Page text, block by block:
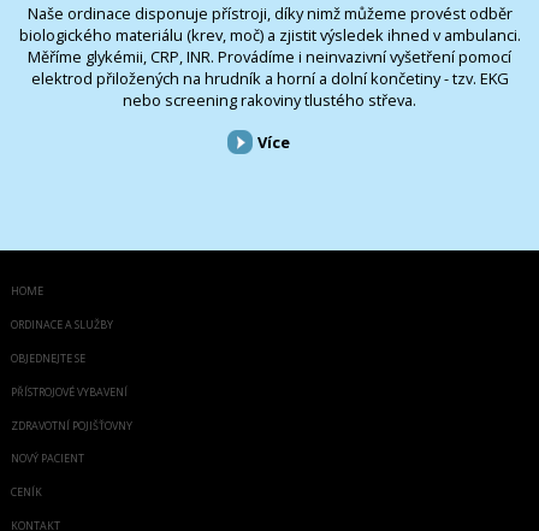
Naše ordinace disponuje přístroji, díky nimž můžeme provést odběr
biologického materiálu (krev, moč) a zjistit výsledek ihned v ambulanci.
Měříme glykémii, CRP, INR. Provádíme i neinvazivní vyšetření pomocí
elektrod přiložených na hrudník a horní a dolní končetiny - tzv. EKG
nebo screening rakoviny tlustého střeva.
Více
HOME
ORDINACE A SLUŽBY
OBJEDNEJTE SE
PŘÍSTROJOVÉ VYBAVENÍ
ZDRAVOTNÍ POJIŠŤOVNY
NOVÝ PACIENT
CENÍK
KONTAKT